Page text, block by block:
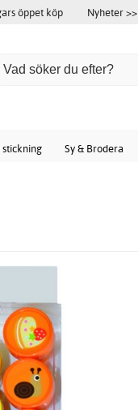
öppet köp Nyheter >>
stickning Sy & Brodera